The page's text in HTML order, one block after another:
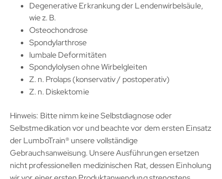
Degenerative Erkrankung der Lendenwirbelsäule,
wie z. B.
Osteochondrose
Spondylarthrose
lumbale Deformitäten
Spondylolysen ohne Wirbelgleiten
Z. n. Prolaps (konservativ / postoperativ)
Z. n. Diskektomie
Hinweis: Bitte nimm keine Selbstdiagnose oder
Selbstmedikation vor und beachte vor dem ersten Einsatz
der LumboTrain® unsere vollständige
Gebrauchsanweisung. Unsere Ausführungen ersetzen
nicht professionellen medizinischen Rat, dessen Einholung